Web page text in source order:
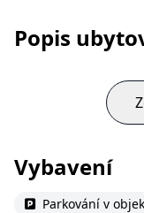
Popis
Vybavení
Parkování v